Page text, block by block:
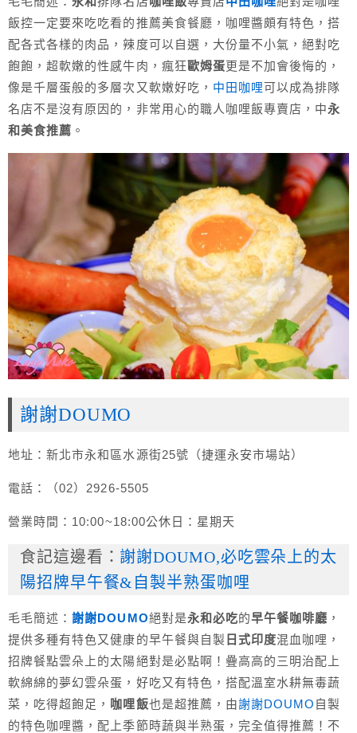
飯控一定要來吃吃看的推薦美食餐廳，咖哩醬頗有特色，搭
配各式各樣的肉品，辣度可以自選，大份量不小氣，絕對吃
飽飽，超軟嫩的性感牛肉，瘋狂歐姆蛋更是不加會後悔的，
像是千層蛋般的多層次又軟嫩好吃， 中田咖哩可以成為排隊
名店不是沒有原因的，非常用心的職人咖哩飯專賣店，中永
和美食推薦 。
謝謝DOUMO
地址：新北市永和區水源街25號（捷運永安市場站）
電話：（02）2926-5505
營業時間：10:00~18:00公休日：星期天
食記這邊看： 謝謝DOUMO,必吃雲朵上的太
陽招牌早午餐&自製半熟蛋咖哩
毛毛簡述：謝謝DOUMO絕對是永和必吃的早午餐咖啡廳 ，
提供多種有特色又健康的早午餐與自製 日式印度混血咖哩，
招牌餐點雲朵上的太陽絕對是必點啊！疊高高的三明治配上
軟綿綿的夢幻雲朵蛋，好吃又有特色，搭配溫室水耕無毒蔬
菜，吃得超飽足， 咖哩飯也是超推薦，由謝謝DOUMO 自製
的特色咖哩醬，配上季節時蔬與半熟蛋，完全值得推薦！不